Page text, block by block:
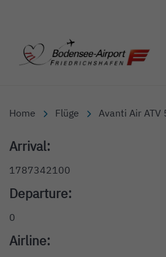
Home Flüge Avanti Air ATV
Arrival:
1787342100
Departure:
0
Airline: